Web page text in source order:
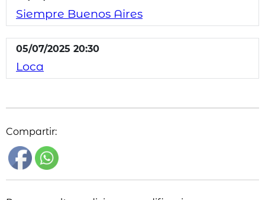
Siempre Buenos Aires
05/07/2025 20:30
Loca
Compartir: